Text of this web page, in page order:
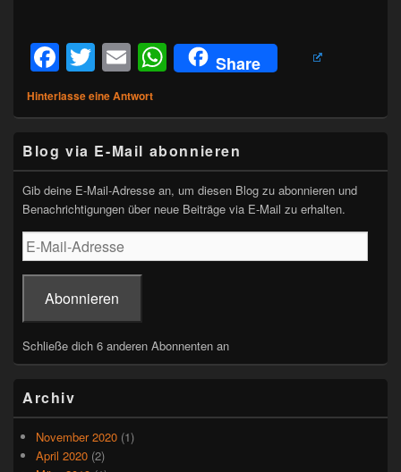
F
a
c
e
b
o
o
k
T
wi
tt
er
E
m
ail
W
h
at
s
A
p
p
Share
Hinterlasse eine Antwort
Seitenleisten-
Widgetbereich
Blog via E-Mail abonnieren
Gib deine E-Mail-Adresse an, um diesen Blog zu abonnieren und
Benachrichtigungen über neue Beiträge via E-Mail zu erhalten.
E-
Mail-
Adresse
Abonnieren
Schließe dich 6 anderen Abonnenten an
Archiv
November 2020 (1)
April 2020 (2)